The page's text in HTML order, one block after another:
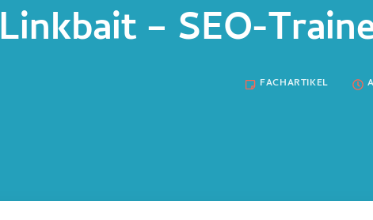
Linkbait – SEO-
FACHARTIKEL